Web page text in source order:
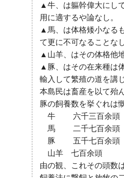
▲牛、は軀幹偉大にし
用に適するや論なし。
▲馬、は体格矮小なる
て更に不可なることなし
▲山羊、はその体格他
▲豚、はその在来種は
輸入して繁殖の道を講
本島民は畜産を以て殆
豚の飼養数を挙ぐれは
牛 六千三百余頭
馬 二千七百余頭
豚 五千七百余頭
山羊 七百余頭
由の観、これその頭数